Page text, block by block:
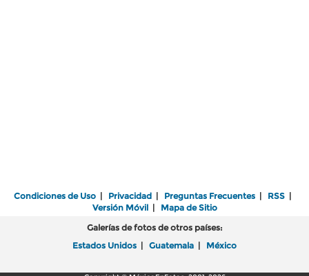
Condiciones de Uso | Privacidad | Preguntas Frecuentes | RSS |
Versión Móvil| Mapa de Sitio
Galerías de fotos de otros países:
Estados Unidos | Guatemala | México